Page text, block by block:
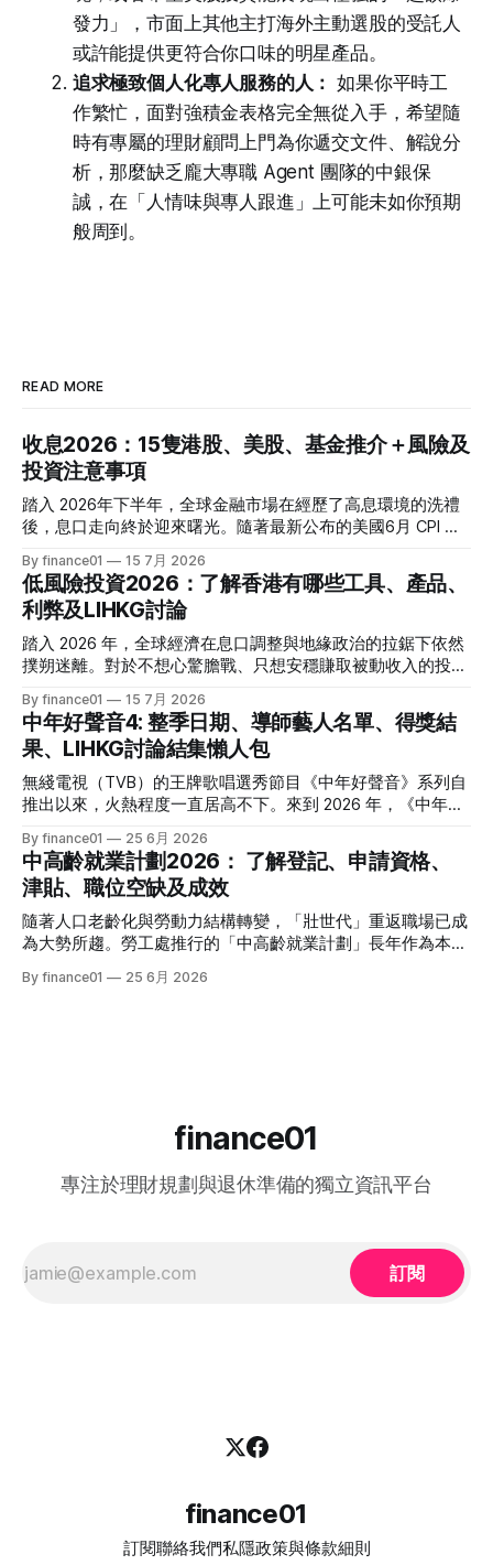
發力」，市面上其他主打海外主動選股的受託人
或許能提供更符合你口味的明星產品。
追求極致個人化專人服務的人： 如果你平時工
作繁忙，面對強積金表格完全無從入手，希望隨
時有專屬的理財顧問上門為你遞交文件、解說分
析，那麼缺乏龐大專職 Agent 團隊的中銀保
誠，在「人情味與專人跟進」上可能未如你預期
般周到。
READ MORE
收息2026：15隻港股、美股、基金推介＋風險及
投資注意事項
踏入 2026年下半年，全球金融市場在經歷了高息環境的洗禮
後，息口走向終於迎來曙光。隨著最新公布的美國6月 CPI 同
息的預期再度升溫。 當定期存款利率逐漸從高位回落，如何
將資金轉投至能夠產生穩定現金流的收息資產，成為了今年投
資理財的核心課題。本文特別為您搜集 2026 年 7 月最新市場
數據，盤點港股、美股及基金三大領域共 15 隻熱門收息工
具，並深度拆解背後的潛在風險，助您在新一季度穩健收息！
格價與部署，以下先將這 15 隻橫跨港股、美股及基金的明星
收息產品進行系統性匯總： 範疇代號 / 名稱產品性質2026年
估算年化股息率 / 派息率派息頻率核心定位與優勢港股中國移
動 (00941)通訊藍籌6.5% - 6.6%半年配國企巨頭，現金流極
強，兼具防守與增長。港股中國海洋石油 (00883)能源藍籌
5.8% - 6.0%半年配受益於地緣政治與油價，
By finance01 15 7月 2026
低風險投資2026：了解香港有哪些工具、產品、
利弊及LIHKG討論
踏入 2026 年，全球經濟在息口調整與地緣政治的拉鋸下依然
撲朔迷離。對於不想心驚膽戰、只想安穩賺取被動收入的投資
場目前有相當多穩健的防守型工具。本文為大家盤點 2026 年
香港最新主流低風險投資產品，橫向比較其利弊，並揭秘連登
（LIHKG）「財經台」巴打們最真實、最不留情面的毒舌評
價！ 2026年香港熱門低風險投資工具一覽 在香港，低風險投
資主要圍繞「保本」與「高流動性」展開。以下是 2026 年最
受市場歡迎的 5 大產品比較： 投資工具2026年預估年回報率
資金鎖定期適合對象風險等級港元/美元定期存款2.4% - 4.0%1
個月至1年不等追求絕對保本、懶得操作的人⭐ (極低)美國國庫
債券 (T-Bills)4.0% - 4.5%1個月至30年不等懂得用美股 App、
追求比定存更高息的人⭐ (極低) 香港政府零售債券
By finance01 15 7月 2026
中年好聲音4: 整季日期、導師藝人名單、得獎結
果、LIHKG討論結集懶人包
無綫電視（TVB）的王牌歌唱選秀節目《中年好聲音》系列自
推出以來，火熱程度一直居高不下。來到 2026 年，《中年好
了更新穎的賽制，舞台與音響規格全面升級，參賽者的背景更
是臥虎藏龍，由退隱江湖的昔日歌手到各行各業的隱世歌王，
再次掀起全城「追星」與「懷舊」熱潮。 如果你錯過了部分
精彩集數，或者想一氣呵成重溫整季的精華，這篇《中年好聲
音 4》全方位懶人包將為你系統化地盤點整季賽期、星級陣
容、終極結果，並結集連登（LIHKG）討論區最地道的爆笑與
血淚評價！ 《中年好聲音 4》整季賽期與播放時間表 本季
By finance01 25 6月 2026
中高齡就業計劃2026： 了解登記、申請資格、
津貼、職位空缺及成效
隨著人口老齡化與勞動力結構轉變，「壯世代」重返職場已成
為大勢所趨。勞工處推行的「中高齡就業計劃」長年作為本港
企業聘用年長勞動力。本文將為您全面拆解 2026 年最新優化
向聘用中高齡人士的僱主發放誘因（在職培訓津貼），以抵銷
By finance01 25 6月 2026
finance01
專注於理財規劃與退休準備的獨立資訊平台
訂閱
finance01
訂閱聯絡我們私隱政策與條款細則